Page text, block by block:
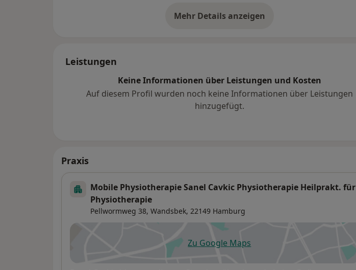
· Kinesio Tape
· Elektrotherapie und Ultraschall Behandlungen
· Personal Training und Sportphysiotherapie
· Sturzprophylaxe und Rückenschule als Präventionskurs
Mehr Details anzeigen
über Erfahrungen
Leistungen
Keine Informationen über Leistungen und Kosten
Auf diesem Profil wurden noch keine Informationen über Leistungen
hinzugefügt.
Praxis
Mobile Physiotherapie Sanel Cavkic Physiotherapie Heilprakt. für
Physiotherapie
Pellwormweg 38, Wandsbek, 22149 Hamburg
Zu Google Mapsöffnet in einer neuen Registerkarte